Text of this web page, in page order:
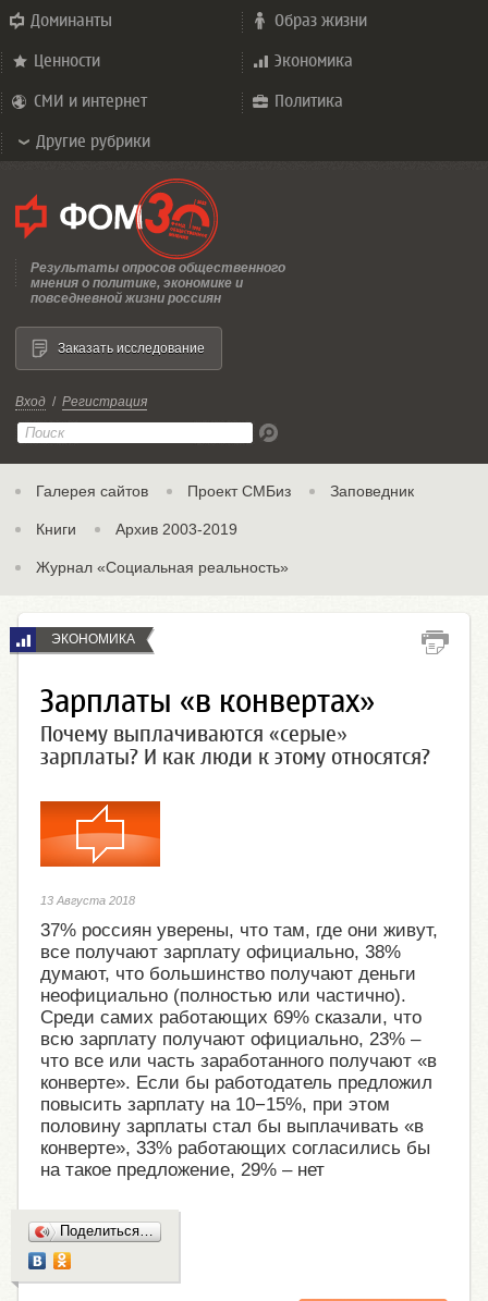
Доминанты Образ жизни
Ценности Экономика
СМИ и интернет Политика
Другие рубрики
Результаты опросов общественного
мнения о политике, экономике и
повседневной жизни россиян
Вход / Регистрация
Галерея сайтов Проект СМБиз Заповедник
Книги Архив 2003-2019
Журнал «Социальная реальность»
Заказать исследование
ЭКОНОМИКА
Зарплаты «в конвертах»
Почему выплачиваются «серые»
зарплаты? И как люди к этому относятся?
13 Августа 2018
37% россиян уверены, что там, где они живут,
все получают зарплату официально, 38%
думают, что большинство получают деньги
неофициально (полностью или частично).
Среди самих работающих 69% сказали, что
всю зарплату получают официально, 23% –
что все или часть заработанного получают «в
конверте». Если бы работодатель предложил
повысить зарплату на 10−15%, при этом
половину зарплаты стал бы выплачивать «в
конверте», 33% работающих согласились бы
на такое предложение, 29% – нет
Поделиться…